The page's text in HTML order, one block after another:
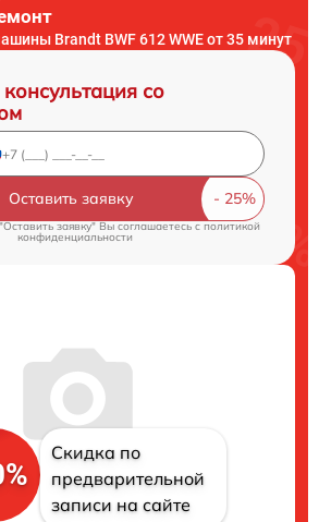
Brandt BWF 612 WWE от 35 минут
со
Оставить заявку
заявку" Вы соглашаетесь c политикой
конфиденциальности
Скидка по
предварительной
записи на сайте